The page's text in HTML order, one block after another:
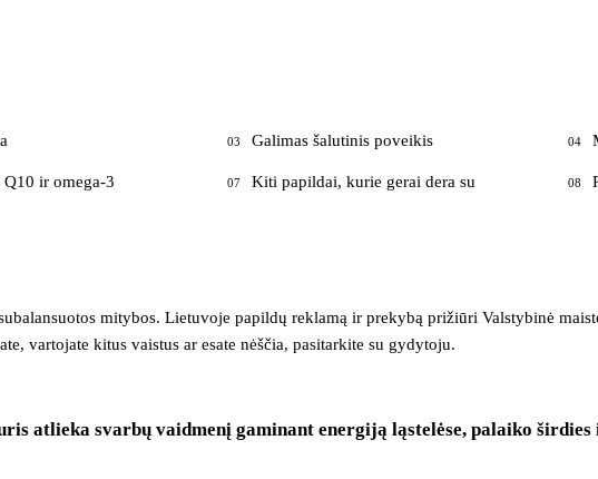
03 Galimas šalutinis poveikis 04
ir omega-3 07 Kiti papildai, kurie gerai dera su 08
mitybos. Lietuvoje papildų reklamą ir prekybą prižiūri Valstybinė
vartojate kitus vaistus ar esate nėščia, pasitarkite su gydytoju.
atlieka svarbų vaidmenį gaminant energiją ląstelėse, palaiko